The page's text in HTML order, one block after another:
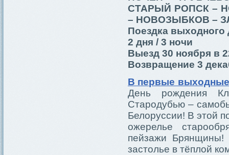
СТАРЫЙ РОПСК –
– НОВОЗЫБКОВ –
Поездка выходного
2 дня / 3 ночи
Выезд 30 ноября в
Возвращение 3
В первые
День рождения
Стародубью –
Белоруссии! В этой
ожерелье
пейзажи Брянщины!
застолье в тёплой